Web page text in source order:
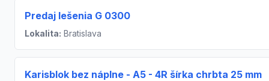
Predaj lešenia G 0300
Lokalita: Bratislava
Karisblok bez náplne - A5 - 4R šírka chrbta 25 mm